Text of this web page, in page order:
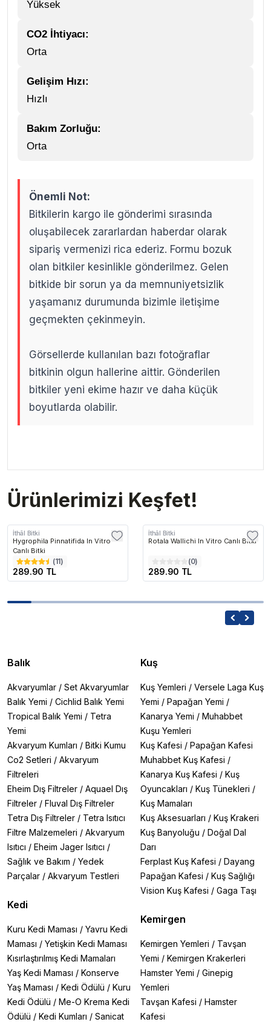
Yüksek
CO2 İhtiyacı:
Orta
Gelişim Hızı:
Hızlı
Bakım Zorluğu:
Orta
Önemli Not:
Bitkilerin kargo ile gönderimi sırasında
oluşabilecek zararlardan haberdar olarak
sipariş vermenizi rica ederiz. Formu bozuk
olan bitkiler kesinlikle gönderilmez. Gelen
bitkide bir sorun ya da memnuniyetsizlik
yaşamanız durumunda bizimle iletişime
geçmekten çekinmeyin.
Görsellerde kullanılan bazı fotoğraflar
bitkinin olgun hallerine aittir. Gönderilen
bitkiler yeni ekime hazır ve daha küçük
boyutlarda olabilir.
Ürünlerimizi Keşfet!
İthâl Bitki
Hygrophila Pinnatifida In Vitro
Canlı Bitki
(11)
289.90 TL
İthâl Bitki
Rotala Wallichi In Vitro Canlı Bitki
(0)
289.90 TL
Balık
Akvaryumlar / Set Akvaryumlar
Balık Yemi / Cichlid Balık Yemi
Tropical Balık Yemi / Tetra
Yemi
Akvaryum Kumları / Bitki Kumu
Co2 Setleri / Akvaryum
Filtreleri
Eheim Dış Filtreler / Aquael Dış
Filtreler / Fluval Dış Filtreler
Tetra Dış Filtreler / Tetra Isıtıcı
Filtre Malzemeleri / Akvaryum
Isıtıcı / Eheim Jager Isıtıcı /
Sağlık ve Bakım / Yedek
Parçalar / Akvaryum Testleri
Kedi
Kuru Kedi Maması / Yavru Kedi
Maması / Yetişkin Kedi Maması
Kısırlaştırılmış Kedi Mamaları
Yaş Kedi Maması / Konserve
Yaş Maması / Kedi Ödülü / Kuru
Kedi Ödülü / Me-O Krema Kedi
Ödülü / Kedi Kumları / Sanicat
Kuş
Kuş Yemleri / Versele Laga Kuş
Yemi / Papağan Yemi /
Kanarya Yemi / Muhabbet
Kuşu Yemleri
Kuş Kafesi / Papağan Kafesi
Muhabbet Kuş Kafesi /
Kanarya Kuş Kafesi / Kuş
Oyuncakları / Kuş Tünekleri /
Kuş Mamaları
Kuş Aksesuarları / Kuş Krakeri
Kuş Banyoluğu / Doğal Dal
Darı
Ferplast Kuş Kafesi / Dayang
Papağan Kafesi / Kuş Sağlığı
Vision Kuş Kafesi / Gaga Taşı
Kemirgen
Kemirgen Yemleri / Tavşan
Yemi / Kemirgen Krakerleri
Hamster Yemi / Ginepig
Yemleri
Tavşan Kafesi / Hamster
Kafesi